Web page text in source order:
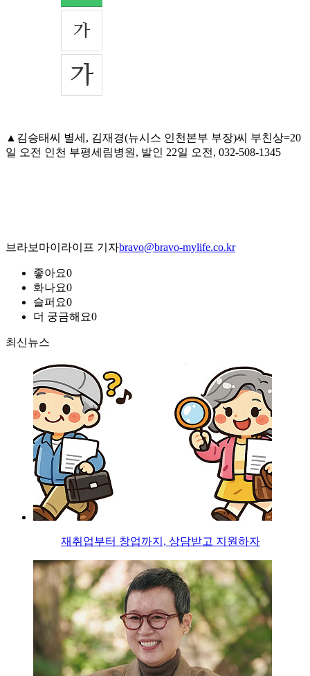
▲김승태씨 별세, 김재경(뉴시스 인천본부 부장)씨 부친상=20
일 오전 인천 부평세림병원, 발인 22일 오전, 032-508-1345
브라보마이라이프 기자bravo@bravo-mylife.co.kr
좋아요0
화나요0
슬퍼요0
더 궁금해요0
최신뉴스
재취업부터 창업까지, 상담받고 지원하자